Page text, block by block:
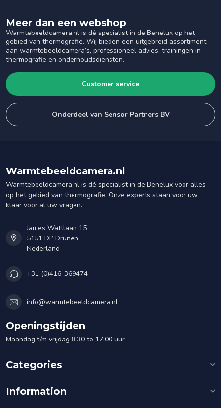
Meer dan een webshop
Warmtebeeldcamera.nl is dé specialist in de Benelux op het
gebied van thermografie. Wij bieden een uitgebreid assortiment
aan warmtebeeldcamera’s, professioneel advies, trainingen in
thermografie en onderhoudsdiensten.
Customer service
Onderdeel van Sensor Partners BV
Warmtebeeldcamera.nl
Warmtebeeldcamera.nl is dé specialist in de Benelux voor alles
op het gebied van thermografie. Onze experts staan voor uw
klaar voor al uw vragen.
James Wattlaan 15
5151 DP Drunen
Nederland
+31 (0)416-369474
info@warmtebeeldcamera.nl
Openingstijden
Maandag t/m vrijdag 8:30 to 17:00 uur
Categories
Information